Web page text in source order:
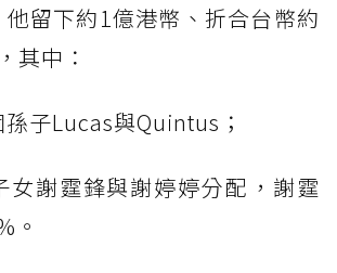
留下約1億港幣、折合台幣約
其中：
子Lucas與Quintus；
女謝霆鋒與謝婷婷分配，謝霆
。